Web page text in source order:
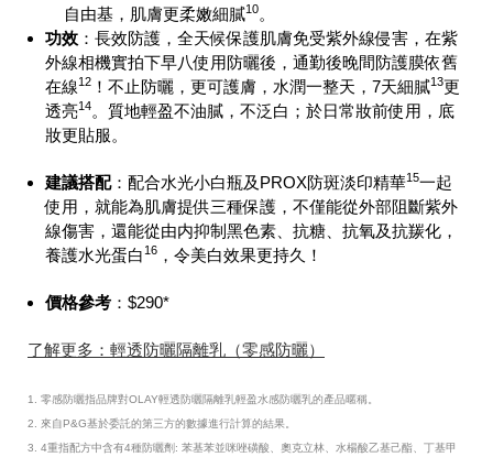
自由基，肌膚更柔嫩細膩10。
功效 ：長效防護，全天候保護肌膚免受紫外線侵害，在紫
外線相機實拍下早八使用防曬後，通勤後晚間防護膜依舊
在線12 ！不止防曬，更可護膚，水潤一整天，7天細膩13更
透亮14。質地輕盈不油膩，不泛白；於日常妝前使用，底
妝更貼服。
建議搭配：配合水光小白瓶及PROX防斑淡印精華15一起
使用，就能為肌膚提供三種保護，不僅能從外部阻斷紫外
線傷害，還能從由内抑制黑色素、抗糖、抗氧及抗羰化，
養護水光蛋白16 ，令美白效果更持久！
價格參考 ：$290*
了解更多：輕透防曬隔離乳（零感防曬）
1. 零感防曬指品牌對OLAY輕透防曬隔離乳輕盈水感防曬乳的產品暱稱。
2. 來自P&G基於委託的第三方的數據進行計算的結果。
3. 4重指配方中含有4種防曬劑: 苯基苯並咪唑磺酸、奧克立林、水楊酸乙基己酯、丁基甲